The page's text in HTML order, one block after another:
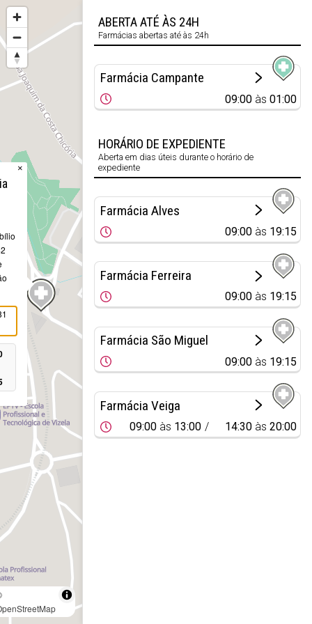
×
ABERTA ATÉ ÀS 24H
Farmácias abertas até às 24h
Farmácia Campante
09:00 às01:00
HORÁRIO DE EXPEDIENTE
Aberta em dias úteis durante o horário de
expediente
Farmácia Alves
09:00 às 19:15
Farmácia Ferreira
09:00 às 19:15
Farmácia São Miguel
09:00 às 19:15
Farmácia Veiga
09:00 às 13:00 14:30 às20:00